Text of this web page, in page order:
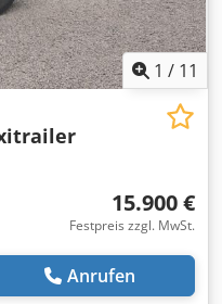
1 / 11
15.900 €
Festpreis zzgl. MwSt.
Anrufen